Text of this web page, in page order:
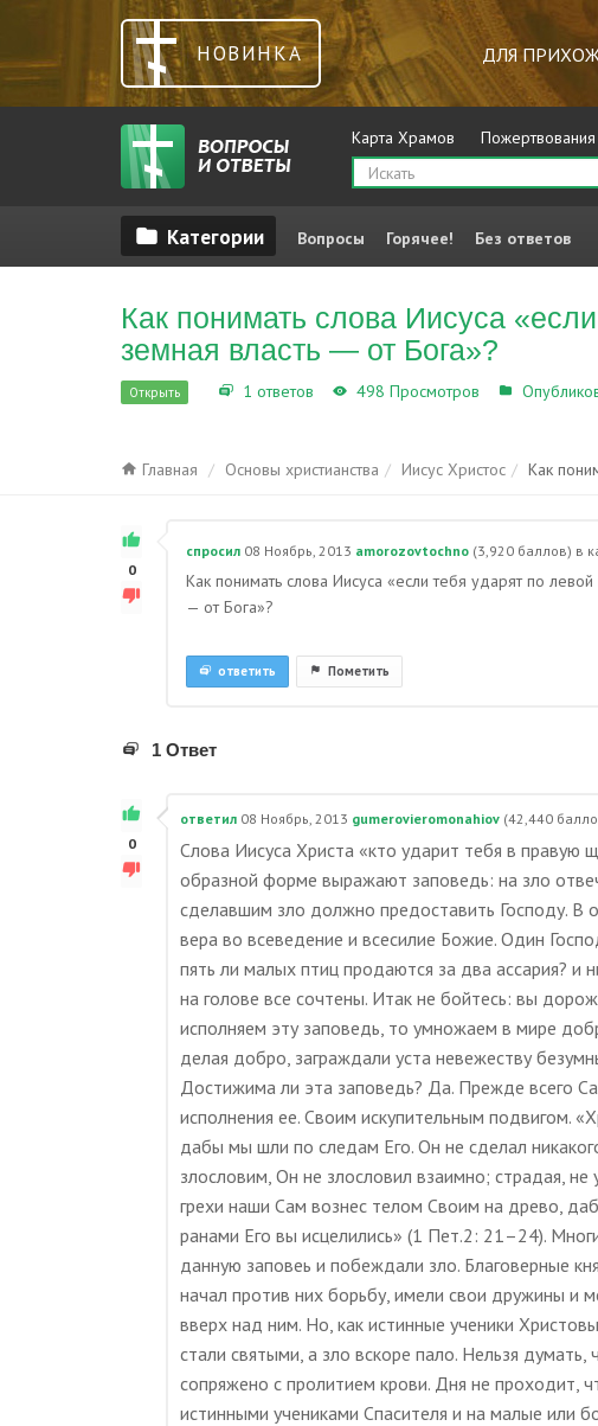
НОВИНКА ДЛЯ
Карта Храмов Пожертвования
Вопросы Горячее! Без ответов
Как понимать слова Иисуса
земная власть — от Бога»?
Открыть 1 ответов 498 Просмотров
Главная Основы христианства Иисус Христос Как
0
спросил 08 Ноябрь, 2013 amorozovtochno (3,920 баллов) в
Как понимать слова Иисуса «если тебя ударят по
— от Бога»?
Пометить
ответить
1 Ответ
0
ответил 08 Ноябрь, 2013 gumerovieromonahiov (42,440
Слова Иисуса Христа «кто ударит тебя в
образной форме выражают заповедь: на зло
сделавшим зло должно предоставить Господу. В
вера во всеведение и всесилие Божие. Один
пять ли малых птиц продаются за два ассария? и
на голове все сочтены. Итак не бойтесь: вы
исполняем эту заповедь, то умножаем в мире
делая добро, заграждали уста невежеству
Достижима ли эта заповедь? Да. Прежде всего
исполнения ее. Своим искупительным подвигом.
дабы мы шли по следам Его. Он не сделал
злословим, Он не злословил взаимно; страдая,
грехи наши Сам вознес телом Своим на древо,
ранами Его вы исцелились» (1 Пет.2: 21–24).
данную заповеь и побеждали зло. Благоверные
начал против них борьбу, имели свои дружины и
вверх над ним. Но, как истинные ученики
стали святыми, а зло вскоре пало. Нельзя
сопряжено с пролитием крови. Дня не проходит,
истинными учениками Спасителя и на малые или